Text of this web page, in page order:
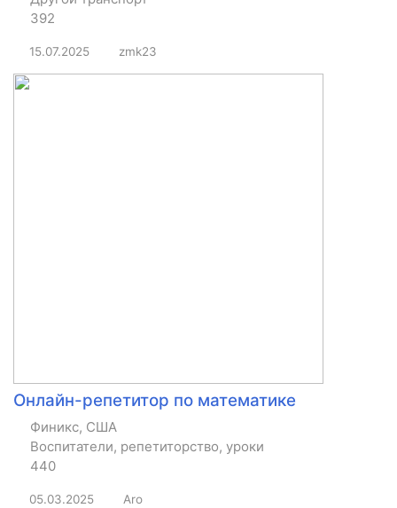
392
15.07.2025 zmk23
Онлайн-репетитор по математике
Финикс, США
Воспитатели, репетиторство, уроки
440
05.03.2025 Aro